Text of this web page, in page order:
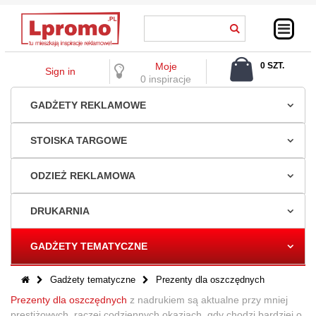
Sign in
Moje
0 inspiracje
0 SZT.
GADŻETY REKLAMOWE
STOISKA TARGOWE
ODZIEŻ REKLAMOWA
DRUKARNIA
GADŻETY TEMATYCZNE
Gadżety tematyczne Prezenty dla oszczędnych
Prezenty dla oszczędnych z nadrukiem są aktualne przy mniej